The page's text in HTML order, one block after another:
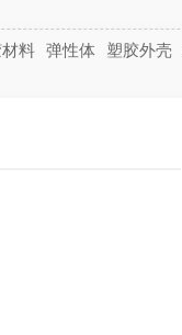
料 弹性体 塑胶外壳